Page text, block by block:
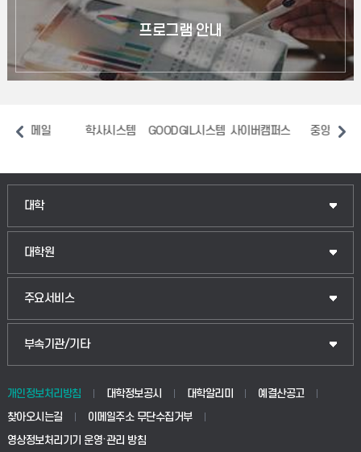
프로그램 안내
학사시스템 GOODGIL시스템 사이버캠퍼스 중앙도서관 장애
대학
인문융합공공인재학부
법경영학부
생명공학부
대학원
일반대학원
산업대학원
공공정책대학원
교육대학원
주요서비스
입학안내
웹메일
학사시스템(전문학사 및 전공심화)
부속기관/기타
중앙도서관
학생생활관(안성)
개인정보처리방침 대학정보공시 대학알리미
예결산공고
찾아오시는길
이메일주소 무단수집거부
영상정보처리기기 운영·관리 방침